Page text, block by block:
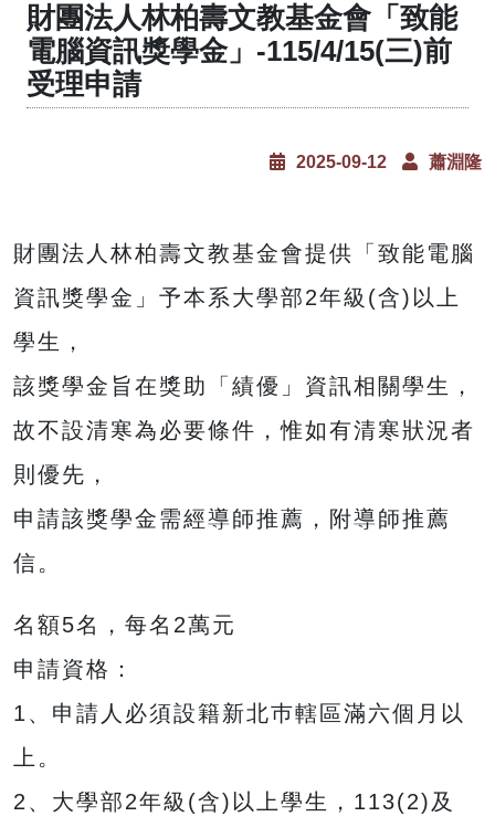
財團法人林柏壽文教基金會「致能
電腦資訊獎學金」-115/4/15(三)前
受理申請
2025-09-12 蕭淵隆
財團法人林柏壽文教基金會提供「致能電腦
資訊獎學金」予本系大學部2年級(含)以上
學生，
該獎學金旨在獎助「績優」資訊相關學生，
故不設清寒為必要條件，惟如有清寒狀況者
則優先，
申請該獎學金需經導師推薦，附導師推薦
信。
名額5名，每名2萬元
申請資格：
1、申請人必須設籍新北巿轄區滿六個月以
上。
2、大學部2年級(含)以上學生，113(2)及